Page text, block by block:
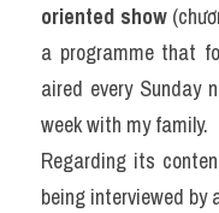
oriented show
a programme that
aired every Sunday
week with my family.
Regarding its
being interviewed by